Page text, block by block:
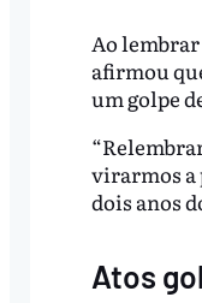
Ao lembrar
afirmou
um golpe
virarmos a
dois anos
Atos